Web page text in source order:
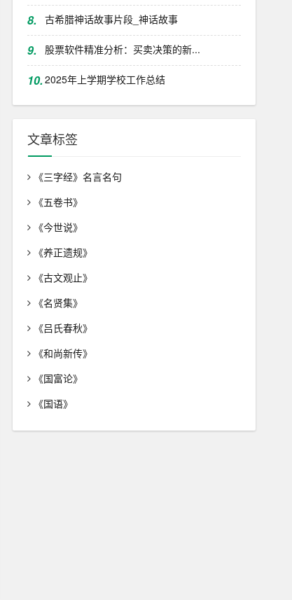
8. 古希腊神话故事片段_神话故事
9. 股票软件精准分析：买卖决策的新...
10.2025年上学期学校工作总结
文章标签
《三字经》名言名句
《五卷书》
《今世说》
《养正遗规》
《古文观止》
《名贤集》
《吕氏春秋》
《和尚新传》
《国富论》
《国语》